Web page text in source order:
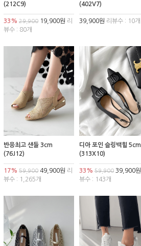
(212C9)
33% 29,900 19,900원 리
뷰수 : 80개
(402V7)
39,900원 리뷰수 : 10개
반응최고 샌들 3cm
(76J12)
17% 59,900 49,900원 리
뷰수 : 1,265개
디아 포인 슬링백힐 5cm
(313X10)
33% 59,90039,900원
뷰수 : 143개